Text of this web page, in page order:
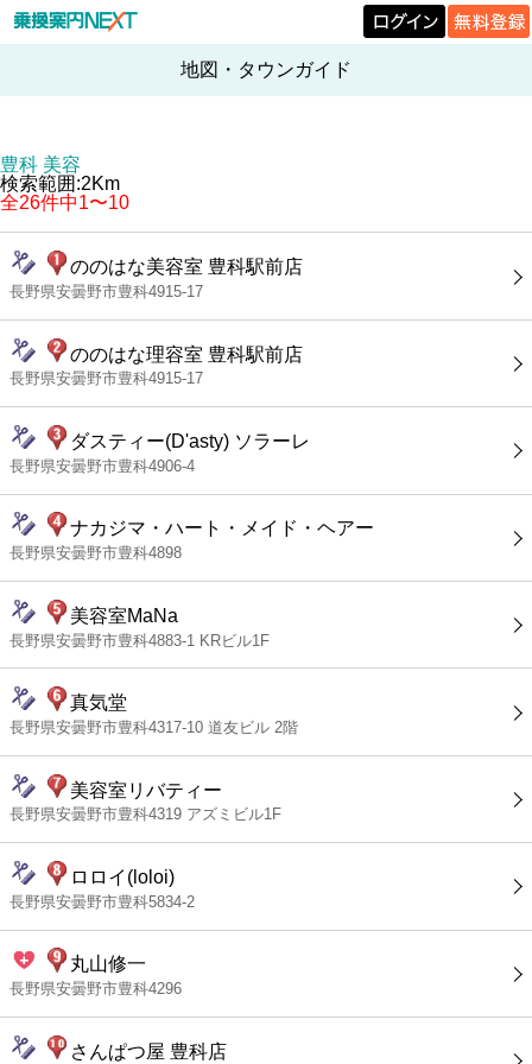
地図・タウンガイド
豊科 美容
検索範囲:2Km
全26件中1〜10
ののはな美容室 豊科駅前店
長野県安曇野市豊科4915-17
ののはな理容室 豊科駅前店
長野県安曇野市豊科4915-17
ダスティー(D'asty) ソラーレ
長野県安曇野市豊科4906-4
ナカジマ・ハート・メイド・ヘアー
長野県安曇野市豊科4898
美容室MaNa
長野県安曇野市豊科4883-1 KRビル1F
真気堂
長野県安曇野市豊科4317-10 道友ビル 2階
美容室リバティー
長野県安曇野市豊科4319 アズミビル1F
ロロイ(loloi)
長野県安曇野市豊科5834-2
丸山修一
長野県安曇野市豊科4296
さんぱつ屋 豊科店